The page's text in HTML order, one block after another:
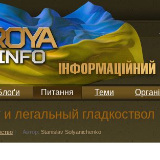
Питання Теми
и легальный гладкоствол
| Автор: Stanislav Solyanichenko